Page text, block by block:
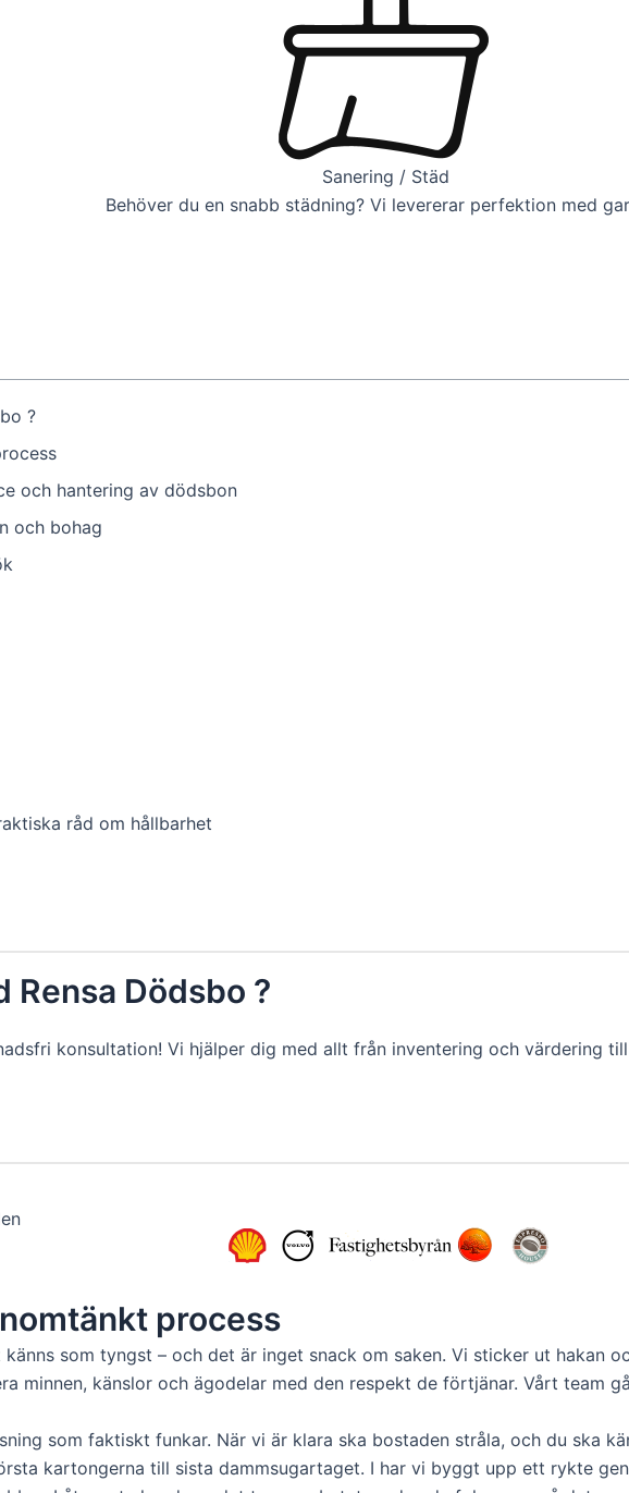
Sanering / Städ
Behöver du en snabb städning? Vi levererar perfektion med
?
och hantering av dödsbon
och bohag
råd om hållbarhet
Rensa Dödsbo ?
konsultation! Vi hjälper dig med allt från inventering och värdering
process
som tyngst – och det är inget snack om saken. Vi sticker ut hakan
minnen, känslor och ägodelar med den respekt de förtjänar. Vårt team
som faktiskt funkar. När vi är klara ska bostaden stråla, och du ska
kartongerna till sista dammsugartaget. I har vi byggt upp ett rykte